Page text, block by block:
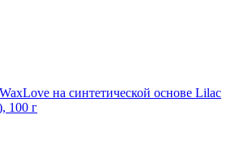
на синтетической основе Lilac
100 г